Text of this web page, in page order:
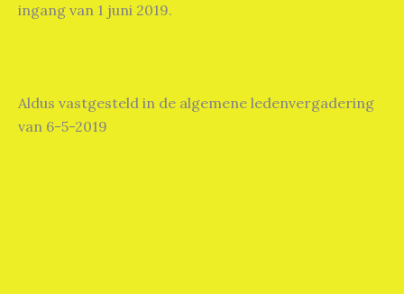
ingang van 1 juni 2019.
Aldus vastgesteld in de algemene ledenvergadering
van 6-5-2019